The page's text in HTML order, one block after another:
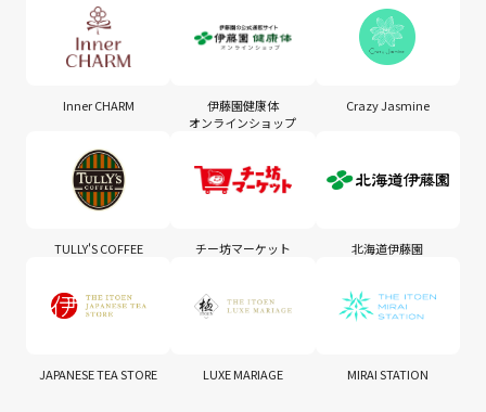
Inner CHARM
伊藤園健康体
オンラインショップ
Crazy Jasmine
TULLY'S COFFEE チー坊マーケット 北海道伊藤園
JAPANESE TEA STORE LUXE MARIAGE MIRAI STATION